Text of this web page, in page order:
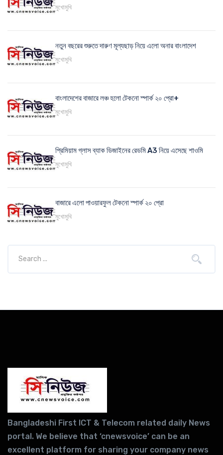
মুখোমুখি
নতুন বছরের শুরুতে দারুণ মূল্যছাড় নিয়ে এলো অনার বাংলাদেশ
মুখোমুখি
বাংলাদেশের বাজারে লঞ্চ হলো টেকনো স্পার্ক ২০ প্রো+
মুখোমুখি
প্রিমিয়াম গ্লাস ব্যাক ডিজাইনের রেডমি A3 নিয়ে এসেছে শাওমি
মুখোমুখি
বাজারে এলো পাওয়ারফুল টেকনো স্পার্ক ২০ প্রো
মুখোমুখি
Bangladeshi First ICT & Telecom related daily News
portal. We believe that ‘cnewsvoice’ can be an
excellent platform for sharing your company news